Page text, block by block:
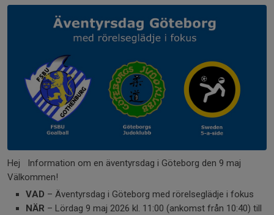
Hej Information om en äventyrsdag i Göteborg den 9 maj
Välkommen!
VAD – Äventyrsdag i Göteborg med rörelseglädje i fokus
NÄR – Lördag 9 maj 2026 kl. 11:00 (ankomst från 10:40) till